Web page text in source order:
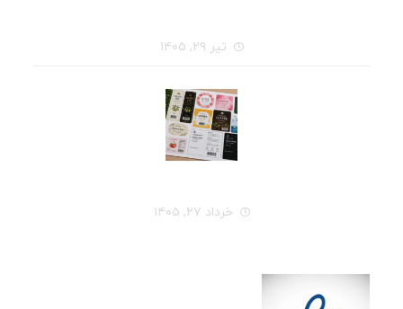
تیر ۲۹, ۱۴۰۵
خرداد ۲۷, ۱۴۰۵